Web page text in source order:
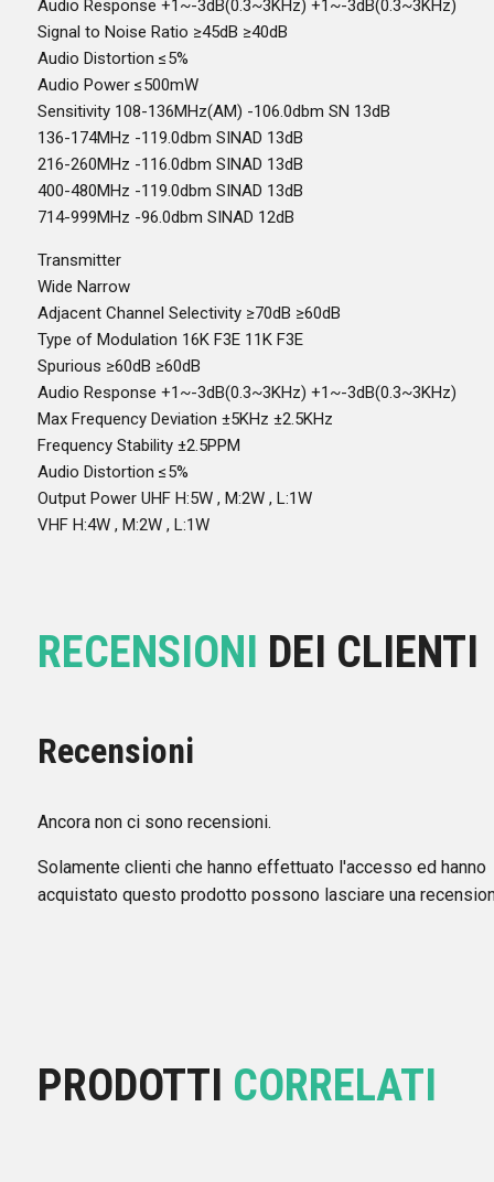
Audio Response +1~-3dB(0.3~3KHz) +1~-3dB(0.3~3KHz)
Signal to Noise Ratio ≥45dB ≥40dB
Audio Distortion ≤5%
Audio Power ≤500mW
Sensitivity 108-136MHz(AM) -106.0dbm SN 13dB
136-174MHz -119.0dbm SINAD 13dB
216-260MHz -116.0dbm SINAD 13dB
400-480MHz -119.0dbm SINAD 13dB
714-999MHz -96.0dbm SINAD 12dB
Transmitter
Wide Narrow
Adjacent Channel Selectivity ≥70dB ≥60dB
Type of Modulation 16K F3E 11K F3E
Spurious ≥60dB ≥60dB
Audio Response +1~-3dB(0.3~3KHz) +1~-3dB(0.3~3KHz)
Max Frequency Deviation ±5KHz ±2.5KHz
Frequency Stability ±2.5PPM
Audio Distortion ≤5%
Output Power UHF H:5W , M:2W , L:1W
VHF H:4W , M:2W , L:1W
RECENSIONI DEI CLIENTI
Recensioni
Ancora non ci sono recensioni.
Solamente clienti che hanno effettuato l'accesso ed hanno
acquistato questo prodotto possono lasciare una
PRODOTTI CORRELATI